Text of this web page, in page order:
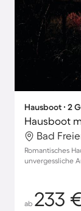
Hausboot ∙ 2
Hausboot
Romantisches
unvergessliche
ab 233